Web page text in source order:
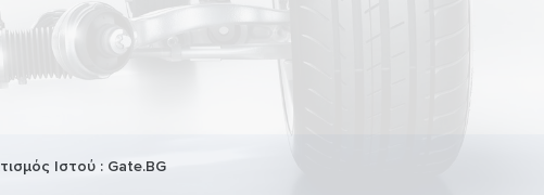
Ιστού : Gate.BG